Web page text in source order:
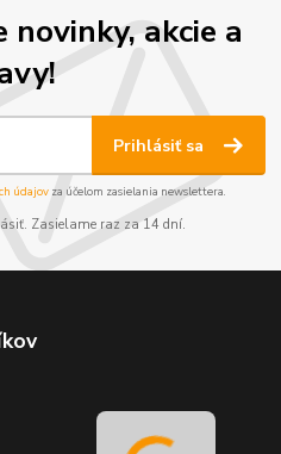
akcie a
Prihlásiť sa
údajov za účelom zasielania newslettera.
Zasielame raz za 14 dní.